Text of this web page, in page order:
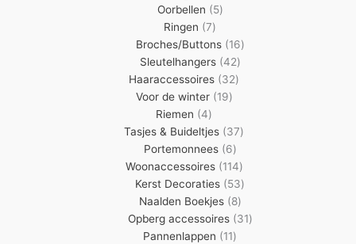
producten
Oorbellen 55
Ringen 77
producten
Broches/Buttons 1616
producten
Sleutelhangers 4242
producten
Haaraccessoires 3232
Voor de winter 1919
Riemen 44
producten
Tasjes & Buideltjes 3737
Portemonnees 66
producten
Woonaccessoires 114114
producten
Kerst Decoraties 5353
producten
Naalden Boekjes 88
producten
Opberg accessoires 3131
Pannenlappen 1111